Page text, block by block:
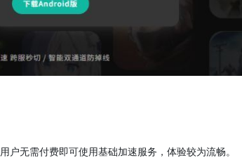
户无需付费即可使用基础加速服务，体验较为流畅。